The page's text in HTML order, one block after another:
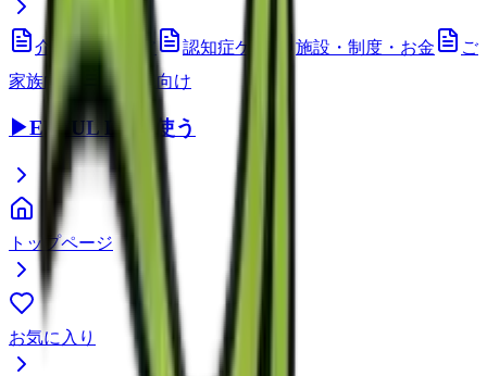
介護技術・ケア 認知症ケア 施設・制度・お金
ご
家族向け
介護職向け
▶EEFUL DBを使う
トップページ
お気に入り